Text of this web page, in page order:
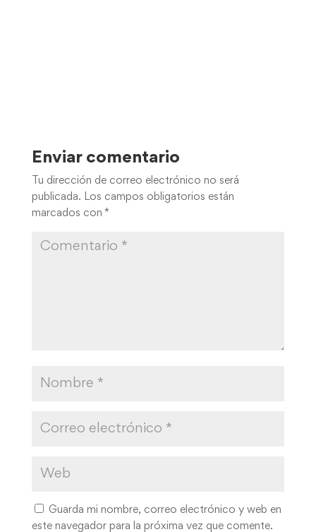
Enviar comentario
Tu dirección de correo electrónico no será
publicada. Los campos obligatorios están
marcados con *
Guarda mi nombre, correo electrónico y web en
este navegador para la próxima vez que comente.